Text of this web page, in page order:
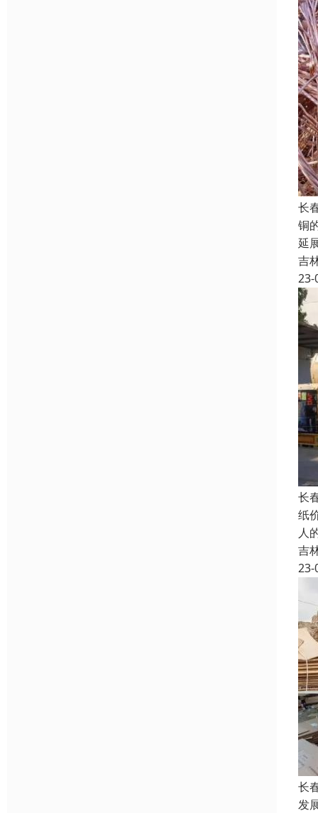
长
铜
延
吉
23-
长
纸
人
吉
23-
长
发